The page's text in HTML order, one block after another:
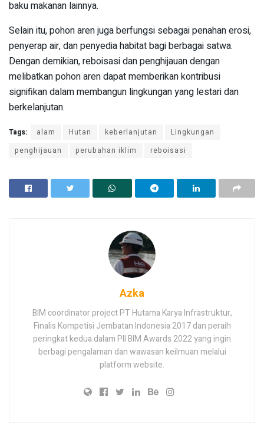
baku makanan lainnya.
Selain itu, pohon aren juga berfungsi sebagai penahan erosi,
penyerap air, dan penyedia habitat bagi berbagai satwa.
Dengan demikian, reboisasi dan penghijauan dengan
melibatkan pohon aren dapat memberikan kontribusi
signifikan dalam membangun lingkungan yang lestari dan
berkelanjutan.
Tags: alam Hutan keberlanjutan
Lingkungan
penghijauan
perubahan iklim reboisasi
Azka
BIM coordinator project PT Hutama Karya Infrastruktur,
Finalis Kompetisi Jembatan Indonesia 2017 dan peraih
peringkat kedua dalam PII BIM Awards 2022 yang ingin
berbagi pengalaman dan wawasan keilmuan melalui
platform website.